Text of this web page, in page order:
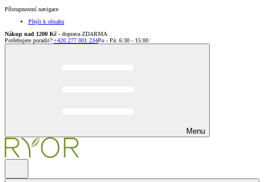
Přístupnostní navigace
Přejít k obsahu
Nákup nad 1200 Kč - doprava ZDARMA
Potřebujete poradit?:+420 277 001 234Po - Pá: 6:30 - 15:00
Menu